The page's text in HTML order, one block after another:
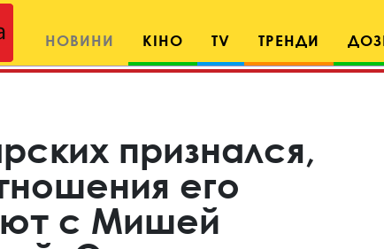
НОВИНИ КІНО TV ТРЕНДИ
признался,
его
с Мишей